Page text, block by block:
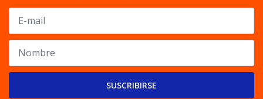
SUSCRIBIRSE